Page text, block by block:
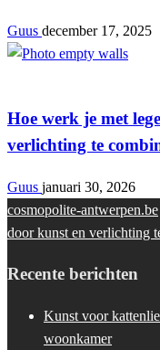
Guus december 17, 2025
Hoe werk je met
verlichting te
Guus januari 30, 2026
cosmopolite-antwerpen.be
door kunst en verlichting
Recente berichten
Kunst voor
woonkamer